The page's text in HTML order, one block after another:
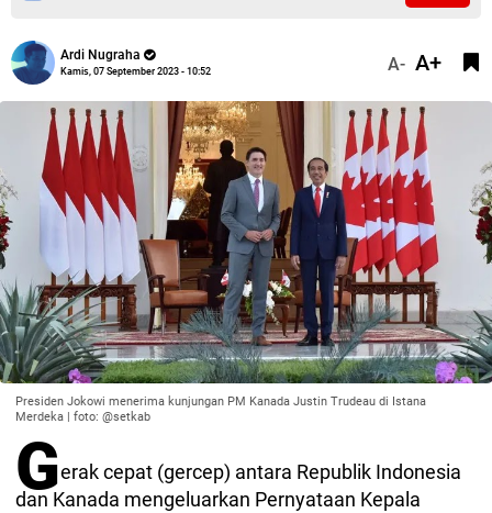
Ardi Nugraha
Kamis, 07 September 2023 - 10:52 A- A+
Presiden Jokowi menerima kunjungan PM Kanada Justin Trudeau di Istana
Merdeka | foto: @setkab
Gerak cepat (gercep) antara Republik Indonesia
dan Kanada mengeluarkan Pernyataan Kepala